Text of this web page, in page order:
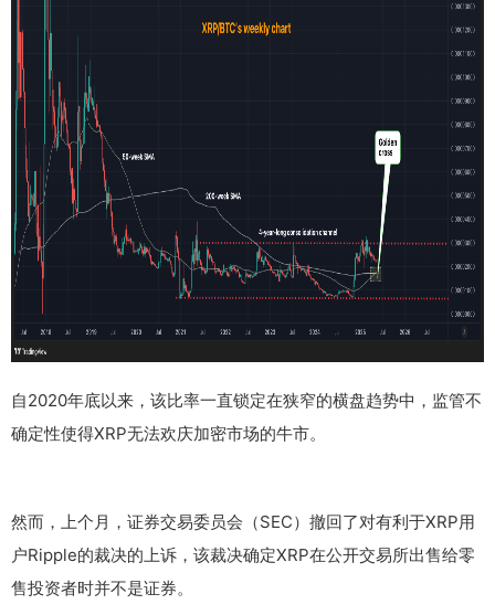
自2020年底以来，该比率一直锁定在狭窄的横盘趋势中，监管不
确定性使得XRP无法欢庆加密市场的牛市。
然而，上个月，证券交易委员会（SEC）撤回了对有利于XRP用
户Ripple的裁决的上诉，该裁决确定XRP在公开交易所出售给零
售投资者时并不是证券。